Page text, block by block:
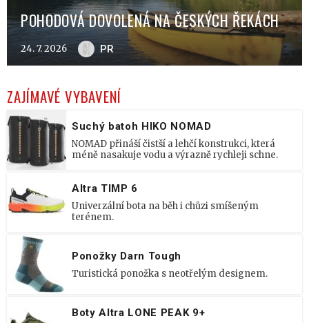
POHODOVÁ DOVOLENÁ NA ČESKÝCH ŘEKÁCH
24. 7. 2026 PR
ZAJÍMAVÉ VYBAVENÍ
Suchý batoh HIKO NOMAD
NOMAD přináší čistší a lehčí konstrukci, která
méně nasakuje vodu a výrazně rychleji schne.
Altra TIMP 6
Univerzální bota na běh i chůzi smíšeným
terénem.
Ponožky Darn Tough
Turistická ponožka s neotřelým designem.
Boty Altra LONE PEAK 9+